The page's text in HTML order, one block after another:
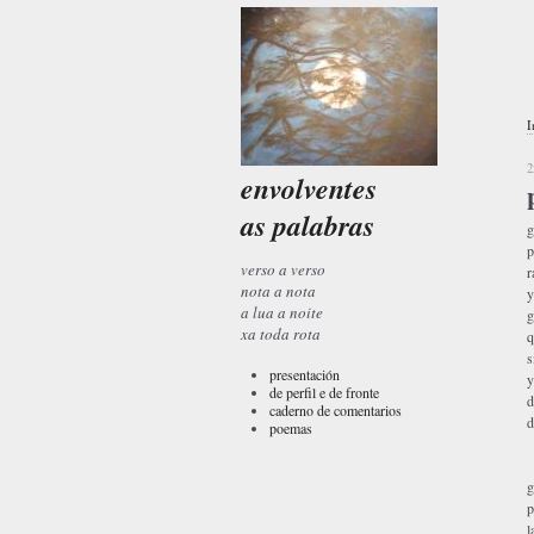
envolventes
as palabras
verso a verso
nota a nota
a lua a noite
xa toda rota
presentación
de perfil e de fronte
caderno de comentarios
poemas